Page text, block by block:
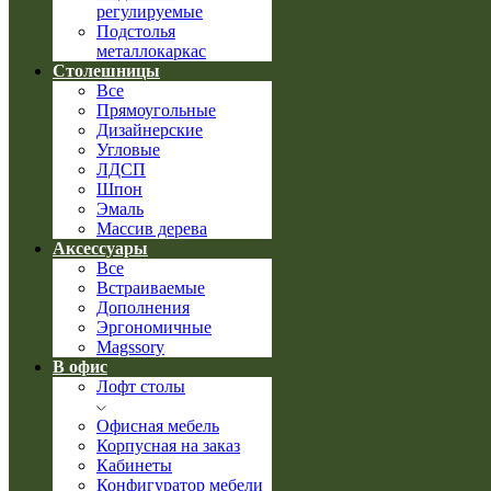
регулируемые
Подстолья
металлокаркас
Столешницы
Все
Прямоугольные
Дизайнерские
Угловые
ЛДСП
Шпон
Эмаль
Массив дерева
Аксессуары
Все
Встраиваемые
Дополнения
Эргономичные
Magssory
В офис
Лофт столы
Офисная мебель
Корпусная на заказ
Кабинеты
Конфигуратор мебели